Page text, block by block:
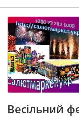
Весільний